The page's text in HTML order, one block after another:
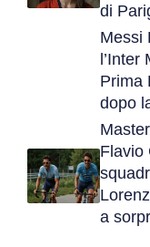
di
Messi
Prima
dopo
Flavio
a